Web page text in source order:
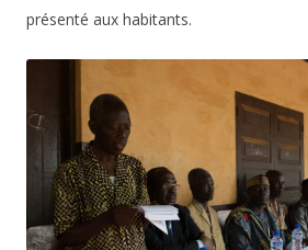
présenté aux habitants.